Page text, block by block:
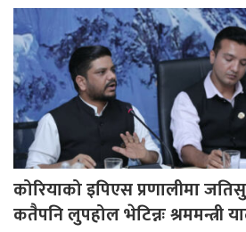
कोरियाको इपिएस प्रणालीमा
कतैपनि लुपहोल भेटिन्नः श्रममन्त्री